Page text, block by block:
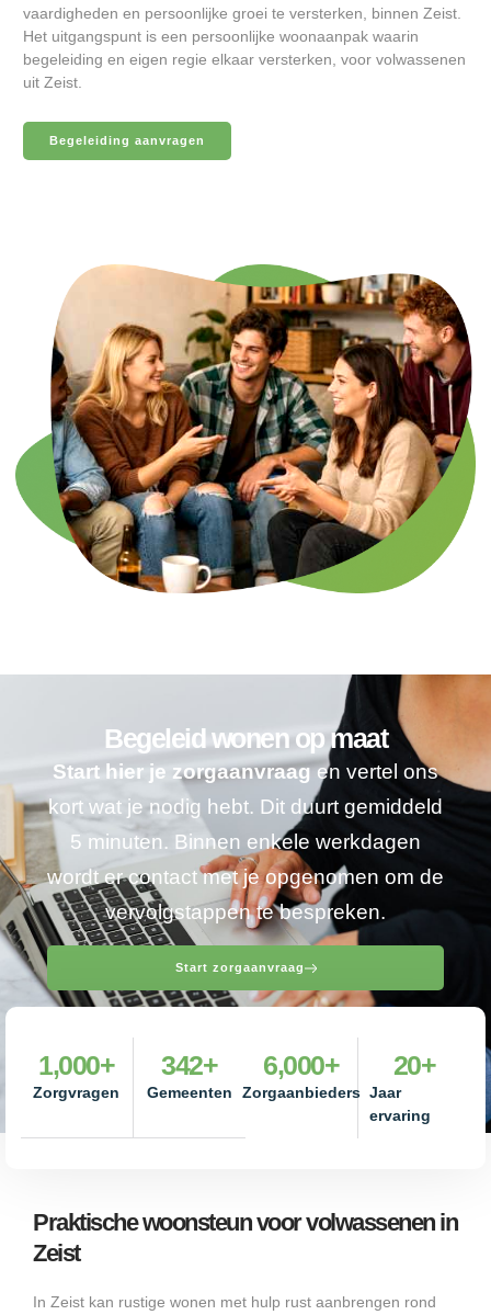
vaardigheden en persoonlijke groei te versterken, binnen Zeist.
Het uitgangspunt is een persoonlijke woonaanpak waarin
begeleiding en eigen regie elkaar versterken, voor volwassenen
uit Zeist.
Begeleiding aanvragen
Begeleid wonen op maat
Start hier je zorgaanvraagen vertel ons
kort wat je nodig hebt. Dit duurt gemiddeld
5 minuten. Binnen enkele werkdagen
wordt er contact met je opgenomen om de
vervolgstappen te bespreken.
Start zorgaanvraag
Zorgvragen
1,000+
Gemeenten
342+
Zorgaanbieders
6,000+
Jaar
ervaring
20+
Praktische woonsteun voor volwassenen in
Zeist
In Zeist kan rustige wonen met hulp rust aanbrengen rond